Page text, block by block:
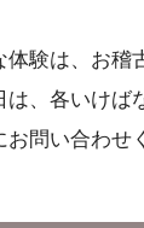
体験は、お稽
は、各いけば
お問い合わせ